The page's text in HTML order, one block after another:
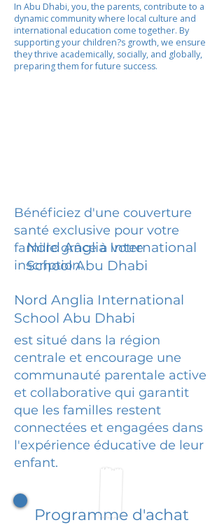
In Abu Dhabi, you, the parents, contribute to a
dynamic community where local culture and
international education come together. By
supporting your children?s growth, we ensure
they thrive academically, socially, and globally,
preparing them for future success.
Bénéficiez d'une couverture
santé exclusive pour votre
famille grâce à votre
inscription.
Nord Anglia International
School Abu Dhabi
Nord Anglia International
School Abu Dhabi
est situé dans la région
centrale et encourage une
communauté parentale active
et collaborative qui garantit
que les familles restent
connectées et engagées dans
l'expérience éducative de leur
enfant.
Programme d'achat